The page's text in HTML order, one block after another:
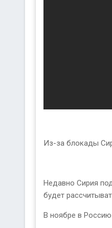
Из-за блокады
Недавно Сирия
будет
В ноябре в Россию